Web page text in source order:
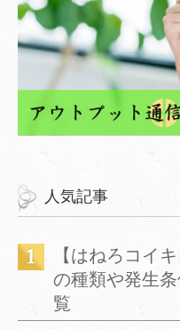
人気記事
【はねろコイ
の種類や発生
覧